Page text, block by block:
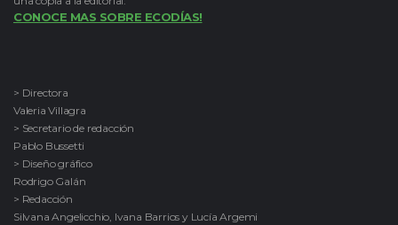
CONOCE MAS SOBRE ECODÍAS!
> Directora
Valeria Villagra
> Secretario de redacción
Pablo Bussetti
> Diseño gráfico
Rodrigo Galán
> Redacción
Silvana Angelicchio, Ivana Barrios y Lucía Argemi